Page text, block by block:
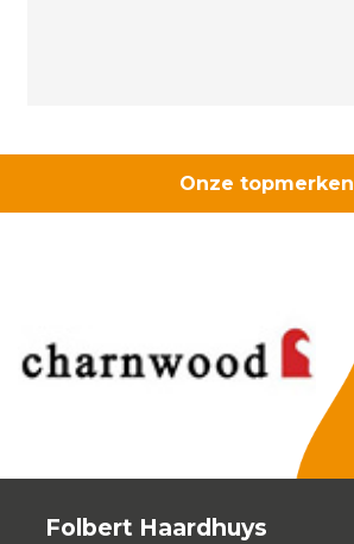
Onze topmerken
Folbert Haardhuys